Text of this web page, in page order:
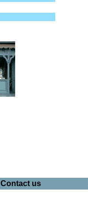
Contact us